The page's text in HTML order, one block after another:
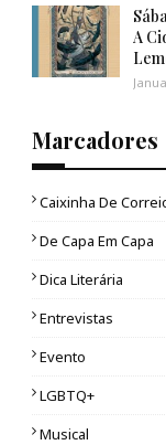
A
Marcadores
Caixinha De
De Capa Em Capa
Dica Literária
Entrevistas
Evento
LGBTQ+
Musical